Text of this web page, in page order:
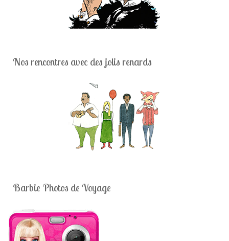
Nos rencontres avec des jolis renards
Barbie Photos de Voyage